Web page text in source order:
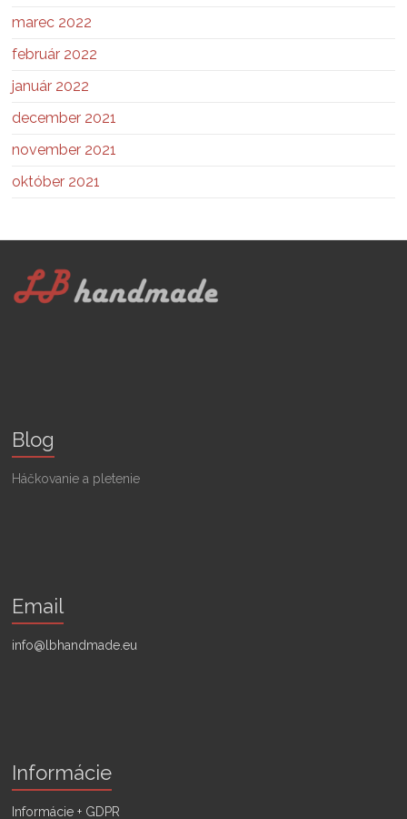
marec 2022
február 2022
január 2022
december 2021
november 2021
október 2021
Blog
Háčkovanie a pletenie
Email
info@lbhandmade.eu
Informácie
Informácie + GDPR